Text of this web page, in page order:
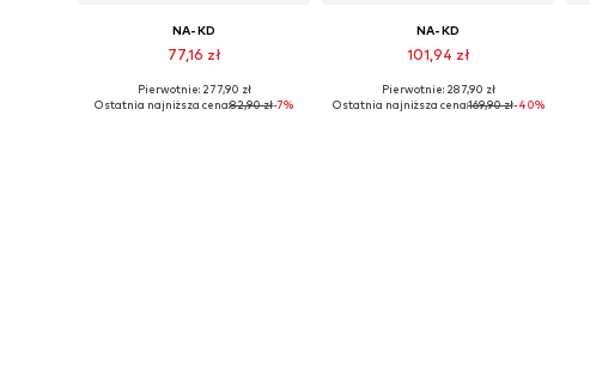
NA-KD
77,16 zł
Dostępne rozmiary: 36, 38, 40
Pierwotnie: 277,90 zł
Ostatnia najniższa cena:82,90 zł-7%
NA-KD
101,94 zł
Dostępne rozmiary: 38, 40, 42, 44
Pierwotnie: 287,90 zł
Ostatnia najniższa cena:169,90 zł-40%